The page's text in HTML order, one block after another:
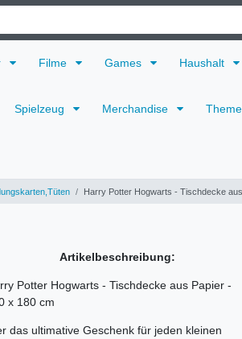
Filme Games Haushalt
Spielzeug Merchandise
Harry Potter Hogwarts - Tischdecke
Artikelbeschreibung:
Potter Hogwarts - Tischdecke aus Papier -
x 180 cm
das ultimative Geschenk für jeden kleinen